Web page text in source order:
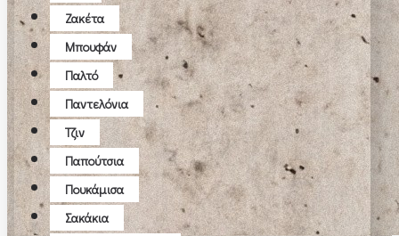
Ζακέτα
Μπουφάν
Παλτό
Παντελόνια
Τζιν
Παπούτσια
Πουκάμισα
Σακάκια